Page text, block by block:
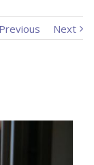
Previous Next